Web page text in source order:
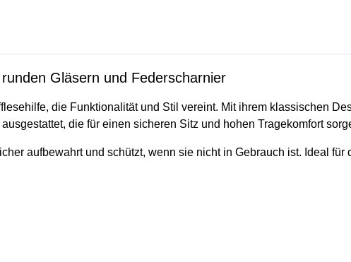
Gläsern und Federscharnier
die Funktionalität und Stil vereint. Mit ihrem klassischen
die für einen sicheren Sitz und hohen Tragekomfort
aufbewahrt und schützt, wenn sie nicht in Gebrauch ist. Ideal